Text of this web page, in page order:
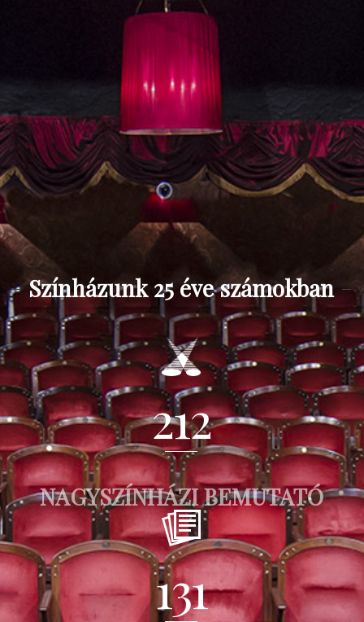
Színházunk 25 éve számokban
212
NAGYSZÍNHÁZI BEMUTATÓ
131